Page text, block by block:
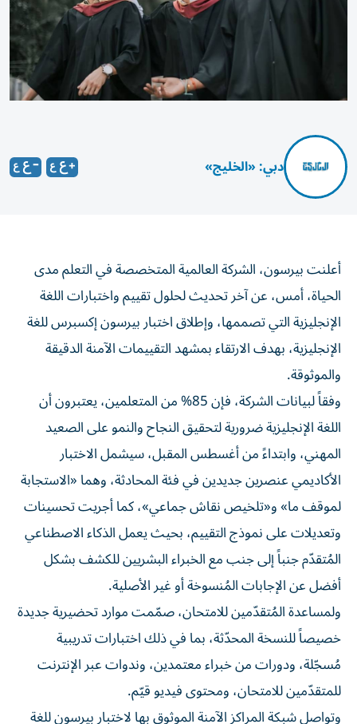
دبي: «الخليج»
أعلنت بيرسون، الشركة العالمية المتخصصة في التعلم مدى
الحياة، أمس، عن آخر تحديث لحلول تقييم واختبارات اللغة
الإنجليزية التي تصممها، وإطلاق اختبار بيرسون إكسبرس للغة
الإنجليزية، بهدف الارتقاء بمشهد التقييمات الآمنة الدقيقة
والموثوقة.
وفقاً لبيانات الشركة، فإن 85% من المتعلمين، يعتبرون أن
اللغة الإنجليزية ضرورية لتحقيق النجاح والنمو على الصعيد
المهني، وابتداءً من أغسطس المقبل، سيشمل الاختبار
الأكاديمي عنصرين جديدين في فئة المحادثة، وهما «الاستجابة
لموقف ما» و«تلخيص نقاش جماعي»، كما أجريت تحسينات
وتعديلات على نموذج التقييم، بحيث يعمل الذكاء الاصطناعي
المُتقدّم جنباً إلى جنب مع الخبراء البشريين للكشف بشكل
أفضل عن الإجابات المُنسوخة أو غير الأصلية.
ولمساعدة المُتقدّمين للامتحان، صمّمت موارد تحضيرية جديدة
خصيصاً للنسخة المحدّثة، بما في ذلك اختبارات تدريبية
مُسجّلة، ودورات من خبراء معتمدين، وندوات عبر الإنترنت
للمتقدّمين للامتحان، ومحتوى فيديو قيّم.
وتواصل شبكة المراكز الآمنة الموثوق بها لاختبار بيرسون للغة